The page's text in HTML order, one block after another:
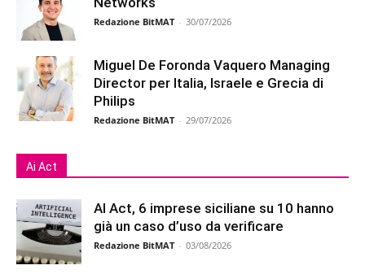
Redazione BitMAT - 30/07/2026
Miguel De Foronda Vaquero Managing
Director per Italia, Israele e Grecia di
Philips
Redazione BitMAT - 29/07/2026
Ai Act
AI Act, 6 imprese siciliane su 10 hanno
già un caso d’uso da verificare
Redazione BitMAT - 03/08/2026